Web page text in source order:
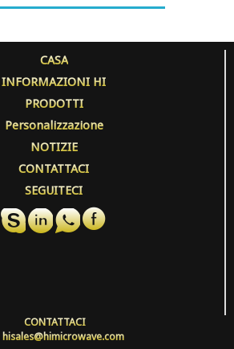
CASA
INFORMAZIONI HI
PRODOTTI
Personalizzazione
NOTIZIE
CONTATTACI
SEGUITECI
CONTATTACI
hisales@himicrowave.com